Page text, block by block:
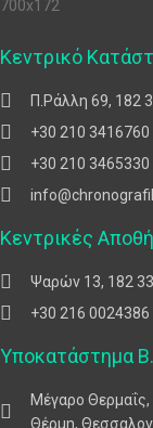
Κεντρικό
Π.Ράλλη 69, 182
+30 210 3416760
+30 210 3465330
Κεντρικές
Ψαρών 13, 182
+30 216 0024386
Υποκατάστημα
Μέγαρο
Θέρμη,